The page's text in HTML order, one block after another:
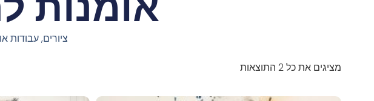
ציורים, עבודות
מציגים את כל ⁦2⁩ התוצאות